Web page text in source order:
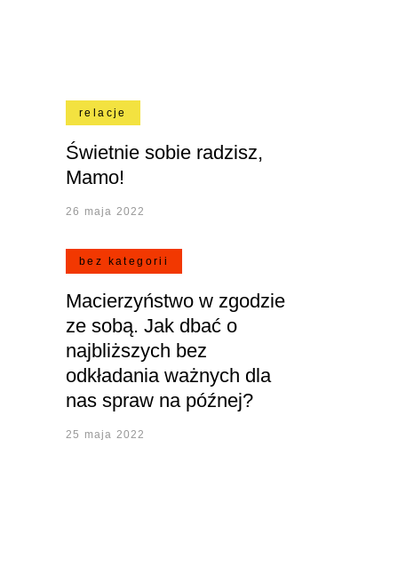
relacje
Świetnie sobie radzisz,
Mamo!
26 maja 2022
bez kategorii
Macierzyństwo w zgodzie
ze sobą. Jak dbać o
najbliższych bez
odkładania ważnych dla
nas spraw na późnej?
25 maja 2022